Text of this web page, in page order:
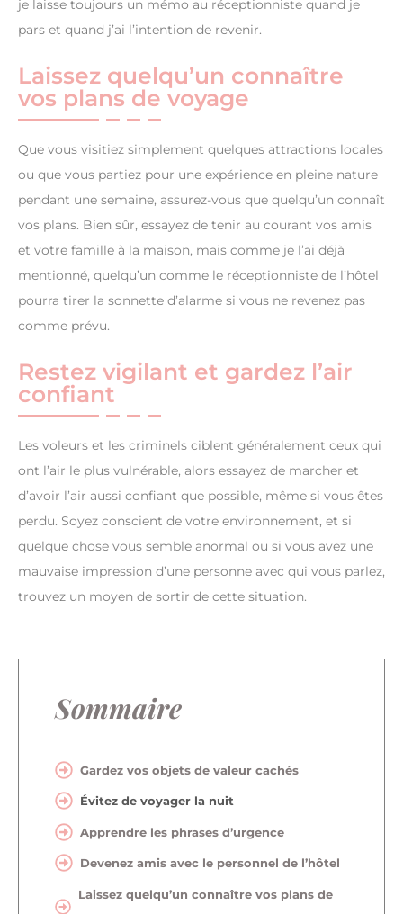
je laisse toujours un mémo au réceptionniste quand je
pars et quand j’ai l’intention de revenir.
Laissez quelqu’un connaître
vos plans de voyage
Que vous visitiez simplement quelques attractions locales
ou que vous partiez pour une expérience en pleine nature
pendant une semaine, assurez-vous que quelqu’un connaît
vos plans. Bien sûr, essayez de tenir au courant vos amis
et votre famille à la maison, mais comme je l’ai déjà
mentionné, quelqu’un comme le réceptionniste de l’hôtel
pourra tirer la sonnette d’alarme si vous ne revenez pas
comme prévu.
Restez vigilant et gardez l’air
confiant
Les voleurs et les criminels ciblent généralement ceux qui
ont l’air le plus vulnérable, alors essayez de marcher et
d’avoir l’air aussi confiant que possible, même si vous êtes
perdu. Soyez conscient de votre environnement, et si
quelque chose vous semble anormal ou si vous avez une
mauvaise impression d’une personne avec qui vous parlez,
trouvez un moyen de sortir de cette situation.
Sommaire
Gardez vos objets de valeur cachés
Évitez de voyager la nuit
Apprendre les phrases d’urgence
Devenez amis avec le personnel de l’hôtel
Laissez quelqu’un connaître vos plans de